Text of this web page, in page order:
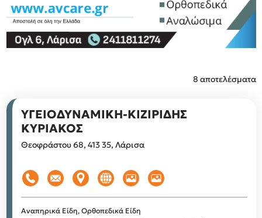
8 αποτελέσματα
ΥΓΕΙΟΔΥΝΑΜΙΚΗ-ΚΙΖΙΡΙΔΗΣ
ΚΥΡΙΑΚΟΣ
Θεοφράστου 68, 413 35, Λάρισα
Αναπηρικά Είδη, Ορθοπεδικά Είδη